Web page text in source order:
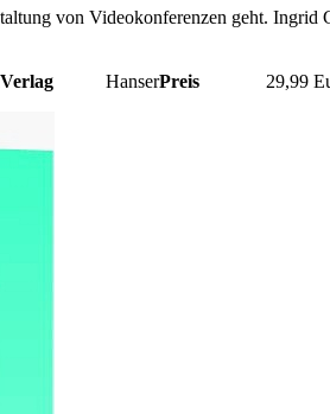
von Videokonferenzen geht.
Verlag HanserPreis 29,99